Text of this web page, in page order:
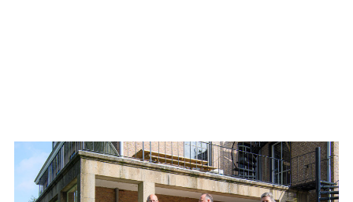
Aanbod van LUC
Neem de tijd om onze lijst met beschikbare object te bekijken en